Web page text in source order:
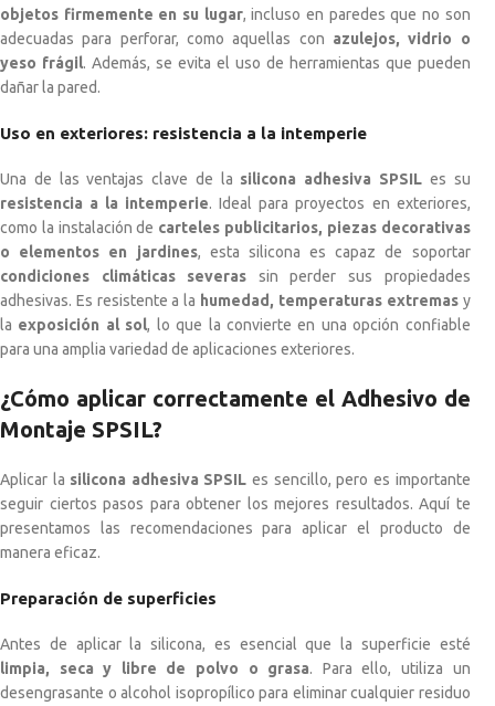
objetos firmemente en su lugar, incluso en paredes que no son
adecuadas para perforar, como aquellas con azulejos, vidrio o
yeso frágil. Además, se evita el uso de herramientas que pueden
dañar la pared.
Uso en exteriores: resistencia a la intemperie
Una de las ventajas clave de la silicona adhesiva SPSIL es su
resistencia a la intemperie. Ideal para proyectos en exteriores,
como la instalación de carteles publicitarios, piezas decorativas
o elementos en jardines, esta silicona es capaz de soportar
condiciones climáticas severas sin perder sus propiedades
adhesivas. Es resistente a la humedad, temperaturas extremasy
la exposición al sol, lo que la convierte en una opción confiable
para una amplia variedad de aplicaciones exteriores.
¿Cómo aplicar correctamente el Adhesivo de
Montaje SPSIL?
Aplicar la silicona adhesiva SPSIL es sencillo, pero es importante
seguir ciertos pasos para obtener los mejores resultados. Aquí te
presentamos las recomendaciones para aplicar el producto de
manera eficaz.
Preparación de superficies
Antes de aplicar la silicona, es esencial que la superficie esté
limpia, seca y libre de polvo o grasa. Para ello, utiliza un
desengrasante o alcohol isopropílico para eliminar cualquier residuo